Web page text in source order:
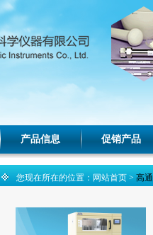
产品信息 促销产品
您现在所在的位置： 网站首页 > 高